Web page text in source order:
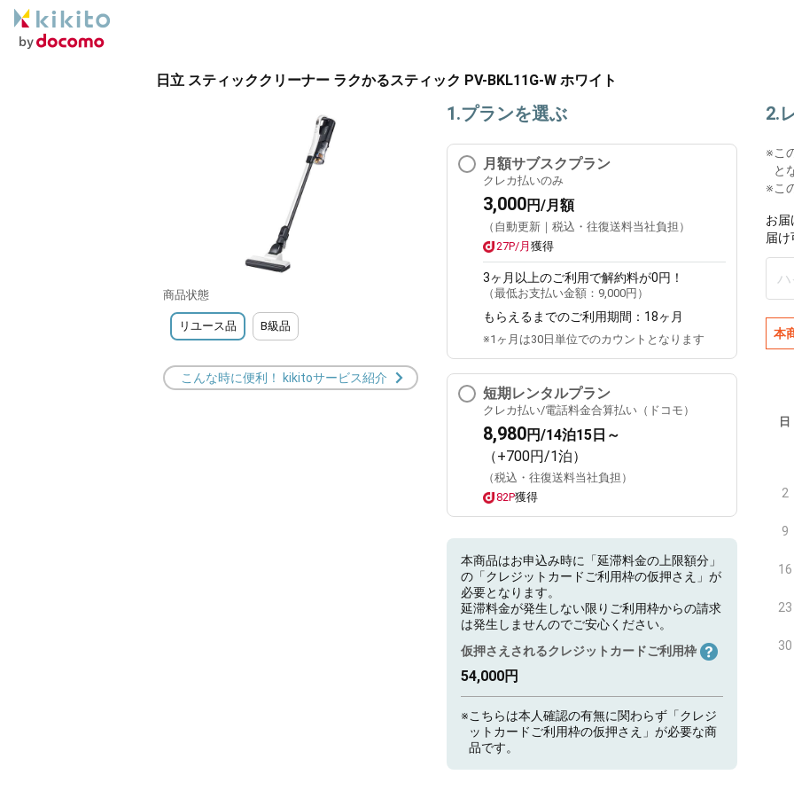
日立 スティッククリーナー ラクかるスティック PV-BKL11G-W ホワイト
商品状態
リユース品 B級品
こんな時に便利！ kikitoサービス紹介
1.プランを選ぶ
月額サブスクプラン
クレカ払いのみ
3,000円/月額
（自動更新｜税込・往復送料当社負担）
27P/月 獲得
3ヶ月 以上のご利用で解約料が0円！
（最低お支払い金額： 9,000円 ）
もらえるまでのご利用期間： 18ヶ月
※1ヶ月は30日単位でのカウントとなります
短期レンタルプラン
クレカ払い/電話料金合算払い（ドコモ）
8,980円/14泊15日～
（+700円/1泊）
（税込・往復送料当社負担）
82P獲得
本商品はお申込み時に「延滞料金の上限額分」
の「クレジットカードご利用枠の仮押さえ」が
必要となります。
延滞料金が発生しない限りご利用枠からの請求
は発生しませんのでご安心ください。
仮押さえされるクレジットカードご利用枠
54,000円
※こちらは本人確認の有無に関わらず「クレジ
ットカードご利用枠の仮押さえ」が必要な商
品です。
2.
※こ
と
※こ
お届
届
本
日
2
9
16
23
30